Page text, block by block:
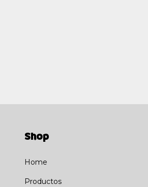
Shop
Home
Productos